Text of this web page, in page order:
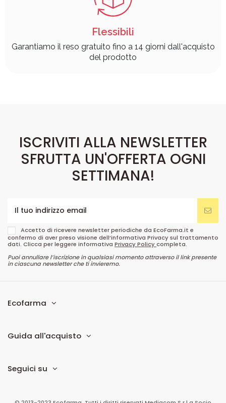
Flessibili
Garantiamo il reso gratuito fino a 14 giorni dall'acquisto
del prodotto
ISCRIVITI ALLA NEWSLETTER
SFRUTTA UN'OFFERTA OGNI
SETTIMANA!
Accetto di ricevere newsletter periodiche da EcoFarma.it e
confermo di aver preso visione dell’informativa Privacy sul trattamento
dati. Clicca per leggere informativa Privacy Policycompleta.
Puoi annullare l’iscrizione in qualsiasi momento attraverso il link presente
in ciascuna newsletter che ti invieremo.
Ecofarma
Guida all'acquisto
Seguici su